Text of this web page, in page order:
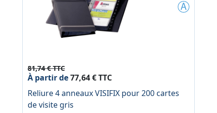
81,74 € TTC
À partir de77,64 € TTC
Reliure 4 anneaux VISIFIX pour 200 cartes
de visite gris